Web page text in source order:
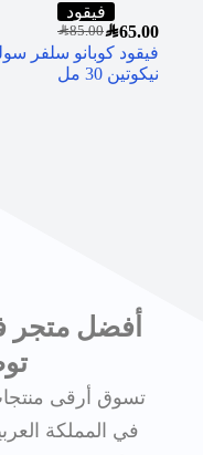
فيقود
SAR85.00SAR65.00
فيقود كوبانو سلفر
نيكوتين 30 مل
أفضل متجر
تسوق أرقى
في المملكة